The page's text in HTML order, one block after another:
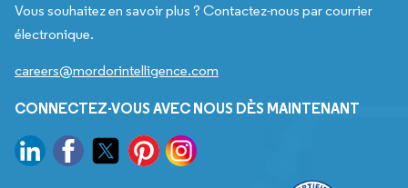
Vous souhaitez en savoir plus ? Contactez-nous par courrier
électronique.
careers@mordorintelligence.com
CONNECTEZ-VOUS AVEC NOUS DÈS MAINTENANT